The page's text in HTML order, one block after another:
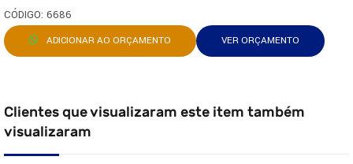
CÓDIGO: 6686
ADICIONAR AO ORÇAMENTO VER ORÇAMENTO
Clientes que visualizaram este item também
visualizaram